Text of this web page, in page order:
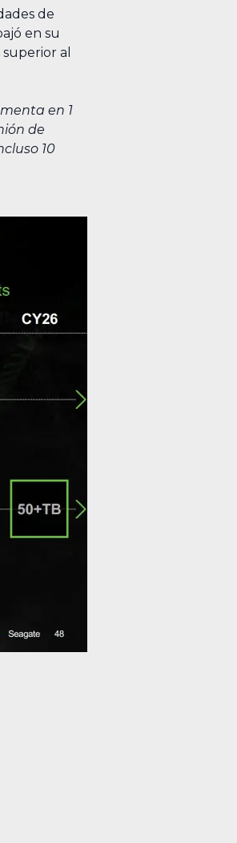
de
en su
al
en 1
de
10